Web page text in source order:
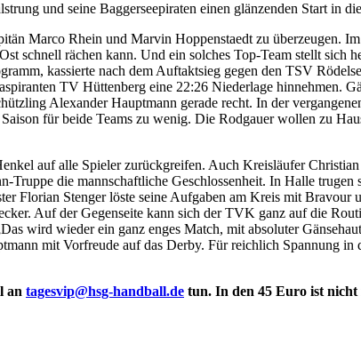
und seine Baggerseepiraten einen glänzenden Start in
Marco Rhein und Marvin Hoppenstaedt zu überzeugen.
schnell rächen kann. Und ein solches Top-Team stellt sich
kassierte nach dem Auftaktsieg gegen den TSV
TV Hüttenberg eine 22:26 Niederlage hinnehmen.
Alexander Hauptmann gerade recht. In der
für beide Teams zu wenig. Die Rodgauer wollen zu
auf alle Spieler zurückgreifen. Auch Kreisläufer
die mannschaftliche Geschlossenheit. In Halle
Florian Stenger löste seine Aufgaben am Kreis mit
Auf der Gegenseite kann sich der TVK ganz auf die
wird wieder ein ganz enges Match, mit absoluter
mit Vorfreude auf das Derby. Für reichlich Spannung
an tagesvip@hsg-handball.de tun. In den 45 Euro ist